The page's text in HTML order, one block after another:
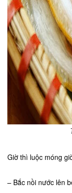
Giờ thì luộc móng
– Bắc nồi nước lên